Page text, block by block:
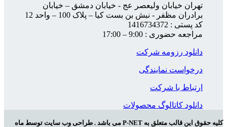
تهران خیابان ولیعصر عج - خیابان دمشق – خیابان
برادران مظفر - نبش بن بست کیا – پلاک 100 – واحد 12
کد پستی : 1416734372
مراجعه حضوری : 9:00 – 17:00
دانلود رزومه شرکت
درخواست نمایندگی
ارتباط با شرکت
دانلود کاتالوگ محصولات
کلیه حقوق این قالب متعلق به P-NET می باشد . طراحی وب سایت توسط ماه